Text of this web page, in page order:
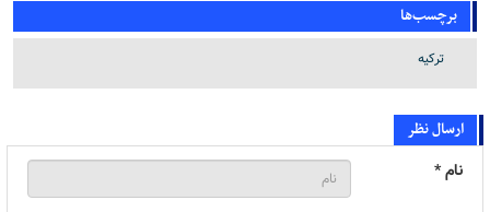
برچسب‌ها
ترکیه
ارسال نظر
نام *